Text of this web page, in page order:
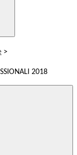
>
2018